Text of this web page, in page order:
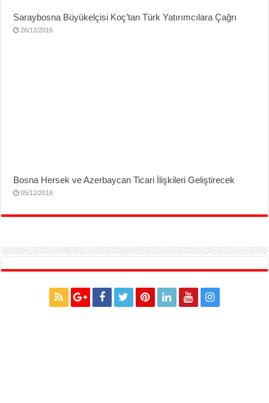
Saraybosna Büyükelçisi Koç’tan Türk Yatırımcılara Çağrı
26/12/2016
Bosna Hersek ve Azerbaycan Ticari İlişkileri Geliştirecek
05/12/2016